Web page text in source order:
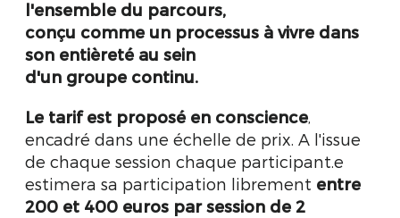
l'ensemble du parcours,
conçu comme un processus à vivre dans
son entièreté au sein
d'un groupe continu.
Le tarif est proposé en conscience
encadré dans une échelle de prix. A l'issue
de chaque session chaque participant.e
estimera sa participation librement entre
200 et 400 euros par session de 2